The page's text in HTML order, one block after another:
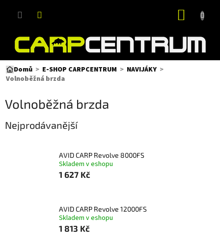
Domů E-SHOP CARPCENTRUM
NAVIJÁKY
Volnoběžná brzda
Volnoběžná brzda
Nejprodávanější
AVID CARP Revolve 8000FS
Skladem v eshopu
1 627 Kč
AVID CARP Revolve 12000FS
Skladem v eshopu
1 813 Kč